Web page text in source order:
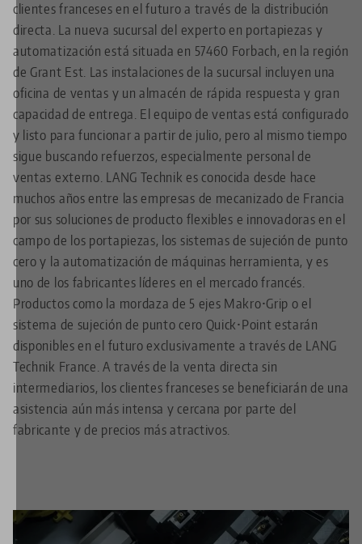
clientes franceses en el futuro a través de la distribución
directa. La nueva sucursal del experto en portapiezas y
automatización está situada en 57460 Forbach, en la región
de Grant Est. Las instalaciones de la sucursal incluyen una
oficina de ventas y un almacén de rápida respuesta y gran
capacidad de entrega. El equipo de ventas está configurado
y listo para funcionar a partir de julio, pero al mismo tiempo
sigue buscando refuerzos, especialmente personal de
ventas externo. LANG Technik es conocida desde hace
muchos años entre las empresas de mecanizado de Francia
por sus soluciones de producto flexibles e innovadoras en el
campo de los portapiezas, los sistemas de sujeción de punto
cero y la automatización de máquinas herramienta, y es
uno de los fabricantes líderes en el mercado francés.
Productos como la mordaza de 5 ejes Makro•Grip o el
sistema de sujeción de punto cero Quick•Point estarán
disponibles en el futuro exclusivamente a través de LANG
Technik France. A través de la venta directa sin
intermediarios, los clientes franceses se beneficiarán de una
asistencia aún más intensa y cercana por parte del
fabricante y de precios más atractivos.